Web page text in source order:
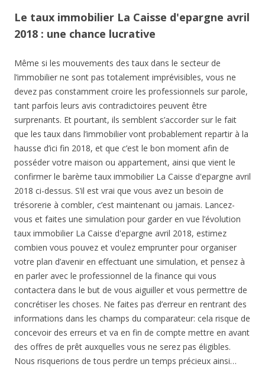
Le taux immobilier La Caisse d'epargne avril
2018 : une chance lucrative
Même si les mouvements des taux dans le secteur de
l’immobilier ne sont pas totalement imprévisibles, vous ne
devez pas constamment croire les professionnels sur parole,
tant parfois leurs avis contradictoires peuvent être
surprenants. Et pourtant, ils semblent s’accorder sur le fait
que les taux dans l’immobilier vont probablement repartir à la
hausse d’ici fin 2018, et que c’est le bon moment afin de
posséder votre maison ou appartement, ainsi que vient le
confirmer le barème taux immobilier La Caisse d'epargne avril
2018 ci-dessus. S’il est vrai que vous avez un besoin de
trésorerie à combler, c’est maintenant ou jamais. Lancez-
vous et faites une simulation pour garder en vue l’évolution
taux immobilier La Caisse d'epargne avril 2018, estimez
combien vous pouvez et voulez emprunter pour organiser
votre plan d’avenir en effectuant une simulation, et pensez à
en parler avec le professionnel de la finance qui vous
contactera dans le but de vous aiguiller et vous permettre de
concrétiser les choses. Ne faites pas d’erreur en rentrant des
informations dans les champs du comparateur: cela risque de
concevoir des erreurs et va en fin de compte mettre en avant
des offres de prêt auxquelles vous ne serez pas éligibles.
Nous risquerions de tous perdre un temps précieux ainsi…